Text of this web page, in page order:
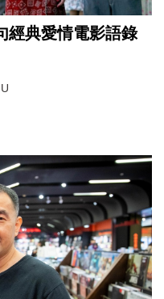
經典愛情電影語錄